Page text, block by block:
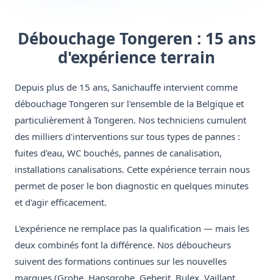
Débouchage Tongeren : 15 ans
d'expérience terrain
Depuis plus de 15 ans, Sanichauffe intervient comme
débouchage Tongeren sur l'ensemble de la Belgique et
particulièrement à Tongeren. Nos techniciens cumulent
des milliers d'interventions sur tous types de pannes :
fuites d'eau, WC bouchés, pannes de canalisation,
installations canalisations. Cette expérience terrain nous
permet de poser le bon diagnostic en quelques minutes
et d'agir efficacement.
L'expérience ne remplace pas la qualification — mais les
deux combinés font la différence. Nos déboucheurs
suivent des formations continues sur les nouvelles